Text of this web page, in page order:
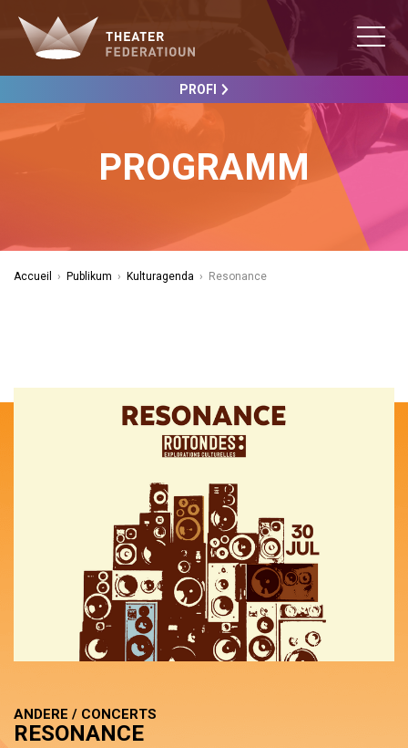
PROFI
PROGRAMM
Accueil › Publikum › Kulturagenda › Resonance
ANDERE / CONCERTS
RESONANCE